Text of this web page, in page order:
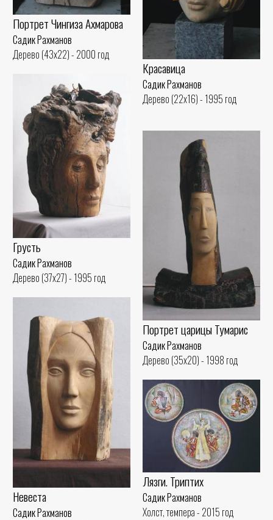
Портрет Чингиза Ахмарова
Садик Рахманов
Дерево (43x22) - 2000 год
Красавица
Садик Рахманов
Дерево (22x16) - 1995 год
Грусть
Садик Рахманов
Дерево (37x27) - 1995 год
Портрет царицы Тумарис
Садик Рахманов
Дерево (35x20) - 1998 год
Невеста
Садик Рахманов
Лязги. Триптих
Садик Рахманов
Холст, темпера - 2015 год